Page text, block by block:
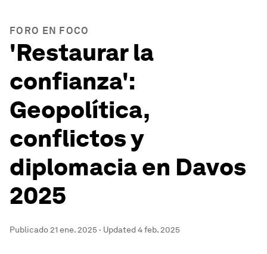
FORO EN FOCO
'Restaurar la
confianza':
Geopolítica,
conflictos y
diplomacia en Davos
2025
Publicado21 ene. 2025 · Updated4 feb. 2025